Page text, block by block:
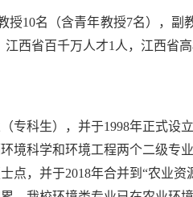
10名（含青年教授7名），副
西省百千万人才1人，江西省
专科生），并于1998年正式设
境科学和环境工程两个二级专
，并于2018年合并到“农业资